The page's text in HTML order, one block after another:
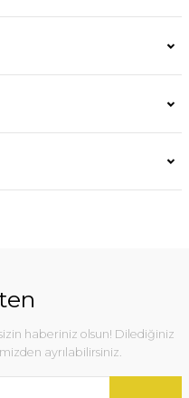
haberiniz olsun! Dilediğiniz
ayrılabilirsiniz.